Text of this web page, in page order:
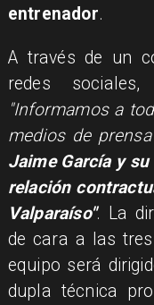
entrenador.
A través de un
redes
"Informamos a
medios de
Jaime García y
relación
Valparaíso". La
de cara a las
equipo será
dupla técnica